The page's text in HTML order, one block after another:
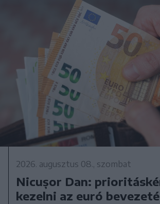
2026. augusztus 08., szombat
Nicușor Dan:
kezelni az euró